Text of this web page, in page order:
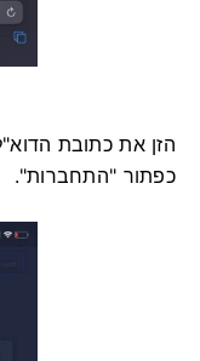
הזן את כתובת
כפתור "התחברות".